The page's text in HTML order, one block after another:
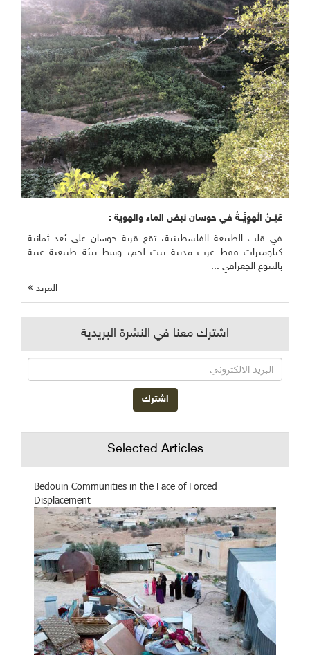
عَيْــنُ الْهوِيَّــةُ في حوسان نبض الماء والهوية :
في قلب الطبيعة الفلسطينية، تقع قرية حوسان على بُعد ثمانية
كيلومترات فقط غرب مدينة بيت لحم، وسط بيئة طبيعية غنية
بالتنوع الجغرافي ...
المزيد
اشترك معنا في النشرة البريدية
Selected Articles
Bedouin Communities in the Face of Forced
Displacement